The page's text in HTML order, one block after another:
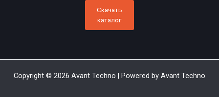
Скачать
каталог
Copyright © 2026 Avant Techno | Powered by Avant Techno